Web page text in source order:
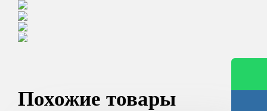
Похожие товары